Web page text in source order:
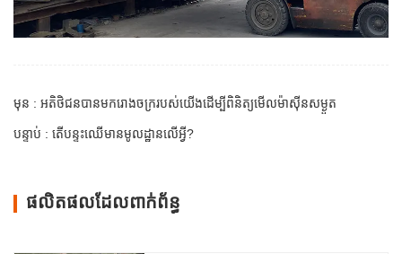
មុន : អតិថិជនបានមករោងចក្ររបស់យើងដើម្បីពិនិត្យមើលម៉ាស៊ីនសម្ងួត
បន្ទាប់ : តើបន្ទះឈើមានមូលដ្ឋានលើអ្វី?
ផលិតផលដែលពាក់ព័ន្ធ